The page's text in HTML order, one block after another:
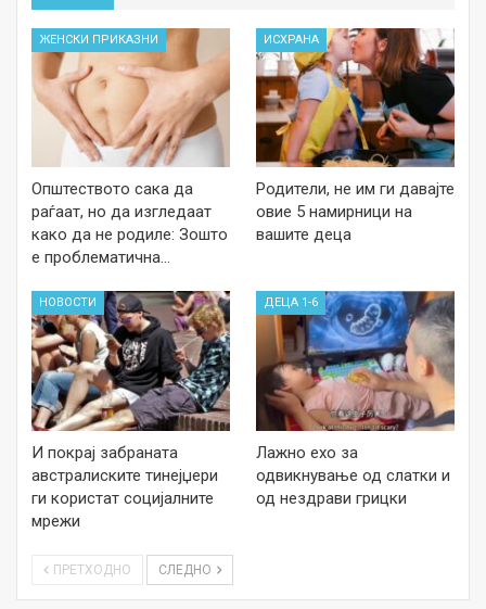
ЖЕНСКИ ПРИКАЗНИ
Општеството сака да
раѓаат, но да изгледаат
како да не родиле: Зошто
е проблематична…
ИСХРАНА
Родители, не им ги давајте
овие 5 намирници на
вашите деца
НОВОСТИ
И покрај забраната
австралиските тинејџери
ги користат социјалните
мрежи
ДЕЦА 1-6
Лажно ехо за
одвикнување од слатки и
од нездрави грицки
ПРЕТХОДНО СЛЕДНО